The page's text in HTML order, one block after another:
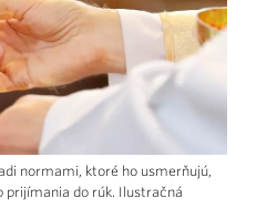
normami, ktoré ho usmerňujú,
prijímania do rúk. Ilustračná